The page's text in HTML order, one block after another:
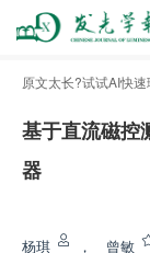
原文太长?试试AI快
基于直流磁控
器
杨琪 ， 曾敏